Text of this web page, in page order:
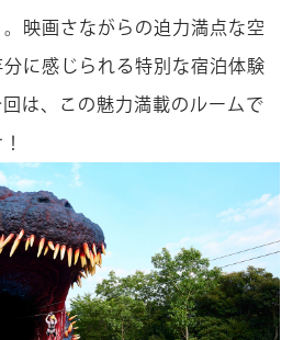
映画さながらの迫力満点な空
に感じられる特別な宿泊体験
は、この魅力満載のルームで